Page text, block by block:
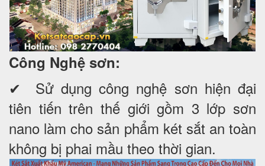
Công Nghệ sơn:
✔ Sử dụng công nghệ sơn hiện đại
tiên tiến trên thế giới gồm 3 lớp sơn
nano làm cho sản phẩm két sắt an toàn
không bị phai mầu theo thời gian.